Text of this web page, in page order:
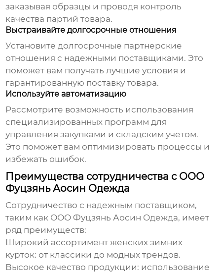
заказывая образцы и проводя контроль
качества партий товара.
Выстраивайте долгосрочные отношения
Установите долгосрочные партнерские
отношения с надежными поставщиками. Это
поможет вам получать лучшие условия и
гарантированную поставку товара.
Используйте автоматизацию
Рассмотрите возможность использования
специализированных программ для
управления закупками и складским учетом.
Это поможет вам оптимизировать процессы и
избежать ошибок.
Преимущества сотрудничества с ООО
Фуцзянь Аосин Одежда
Сотрудничество с надежным поставщиком,
таким как ООО Фуцзянь Аосин Одежда, имеет
ряд преимуществ:
Широкий ассортиментженских зимних
курток: от классики до модных трендов.
Высокое качество продукции: использование